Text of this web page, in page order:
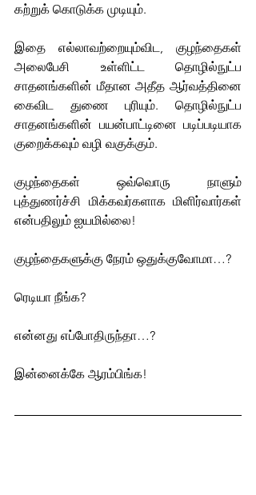
கற்றுக் கொடுக்க முடியும்.
இதை எல்லாவற்றையும்விட, குழந்தைகள்
அலைபேசி உள்ளிட்ட தொழில்நுட்ப
சாதனங்களின் மீதான அதீத ஆர்வத்தினை
கைவிட துணை புரியும். தொழில்நுட்ப
சாதனங்களின் பயன்பாட்டினை படிப்படியாக
குறைக்கவும் வழி வகுக்கும்.
குழந்தைகள் ஒவ்வொரு நாளும்
புத்துணர்ச்சி மிக்கவர்களாக மிளிர்வார்கள்
என்பதிலும் ஐயமில்லை!
குழந்தைகளுக்கு நேரம் ஒதுக்குவோமா…?
ரெடியா நீங்க?
என்னது எப்போதிருந்தா…?
இன்னைக்கே ஆரம்பிங்க!